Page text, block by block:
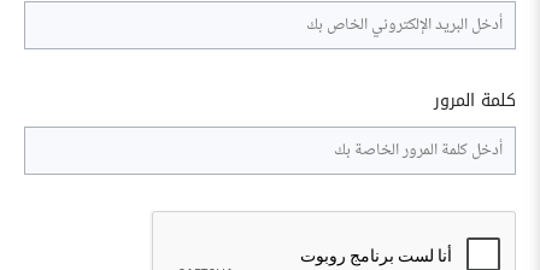
كلمة المرور